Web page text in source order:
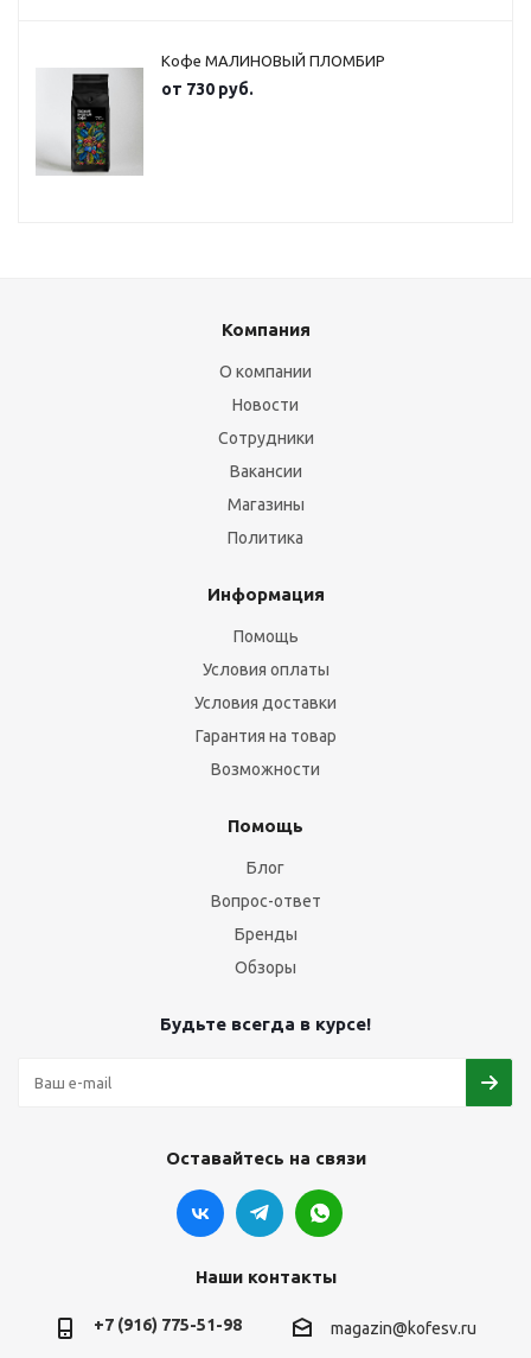
Кофе МАЛИНОВЫЙ ПЛОМБИР
от 730 руб.
Компания
О компании
Новости
Сотрудники
Вакансии
Магазины
Политика
Информация
Помощь
Условия оплаты
Условия доставки
Гарантия на товар
Возможности
Помощь
Блог
Вопрос-ответ
Бренды
Обзоры
Будьте всегда в курсе!
Оставайтесь на связи
Наши контакты
+7 (916) 775-51-98 magazin@kofesv.ru